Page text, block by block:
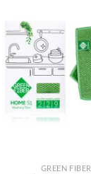
GREEN FIBER